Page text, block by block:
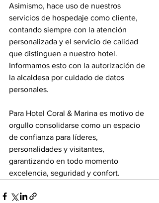
Asimismo, hace uso de nuestros
servicios de hospedaje como cliente,
contando siempre con la atención
personalizada y el servicio de calidad
que distinguen a nuestro hotel.
Informamos esto con la autorización de
la alcaldesa por cuidado de datos
personales.
Para Hotel Coral & Marina es motivo de
orgullo consolidarse como un espacio
de confianza para líderes,
personalidades y visitantes,
garantizando en todo momento
excelencia, seguridad y confort.